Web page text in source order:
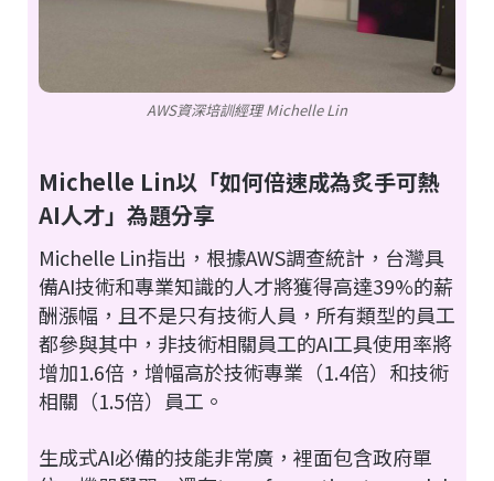
AWS資深培訓經理 Michelle Lin
Michelle Lin以「如何倍速成為炙手可熱
AI人才」為題分享
Michelle Lin指出，根據AWS調查統計，台灣具
備AI技術和專業知識的人才將獲得高達39%的薪
酬漲幅，且不是只有技術人員，所有類型的員工
都參與其中，非技術相關員工的AI工具使用率將
增加1.6倍，增幅高於技術專業（1.4倍）和技術
相關（1.5倍）員工。
生成式AI必備的技能非常廣，裡面包含政府單